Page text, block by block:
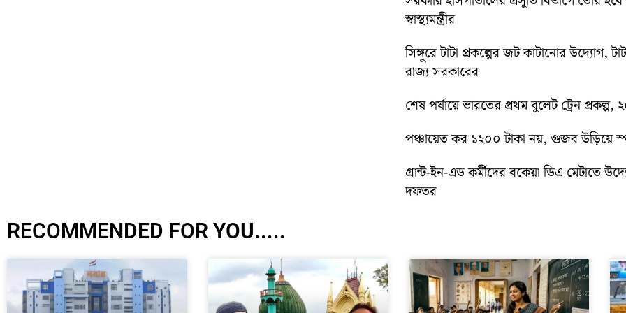
স্বাস্থ্যমন্ত্রীর
সিঙ্গুরে টাটা প্রকল্পের জট কাটানোর উদ্যোগ,
রাজ্য সরকারের
শেষ পর্যায়ে ভারতের প্রথম বুলেট ট্রেন
পঞ্চায়েত কর ১২০০ টাকা নয়, গুজব উড়িয়ে
গ্রান্ট-ইন-এড কর্মীদের বকেয়া ডিএ মেটাতে
দফতর
RECOMMENDED FOR YOU.....